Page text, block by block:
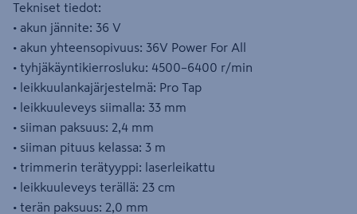
Tekniset tiedot:
• akun jännite: 36 V
• akun yhteensopivuus: 36V Power For All
• tyhjäkäyntikierrosluku: 4500–6400 r/min
• leikkuulankajärjestelmä: Pro Tap
• leikkuuleveys siimalla: 33 mm
• siiman paksuus: 2,4 mm
• siiman pituus kelassa: 3 m
• trimmerin terätyyppi: laserleikattu
• leikkuuleveys terällä: 23 cm
• terän paksuus: 2,0 mm